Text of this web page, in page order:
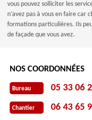
vous pouvez solliciter les
n’avez pas à vous en faire car
formations particulières. Ils
de façade que vous avez.
NOS COORDONNÉES
Bureau 05 33 06
Chantier 06 43 65